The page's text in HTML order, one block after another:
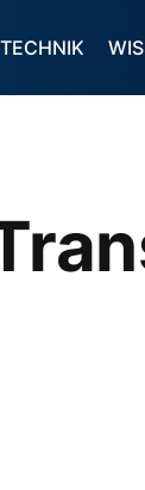
TECHNIK